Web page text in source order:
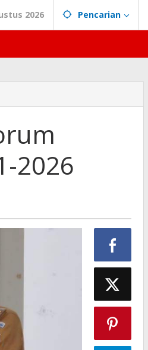
2026 Pencarian
2026